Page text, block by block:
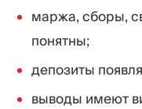
маржа, сборы,
понятны;
депозиты
выводы имеют